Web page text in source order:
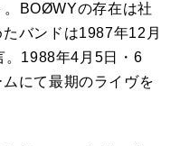
。BOØWYの存在は社
バンドは1987年12月
。1988年4月5日・6
にて最期のライヴを